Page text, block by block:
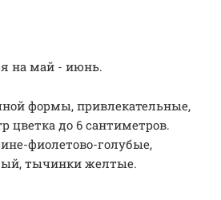
на май - июнь.
формы, привлекательные,
цветка до 6 сантиметров.
фиолетово-голубые,
тычинки желтые.